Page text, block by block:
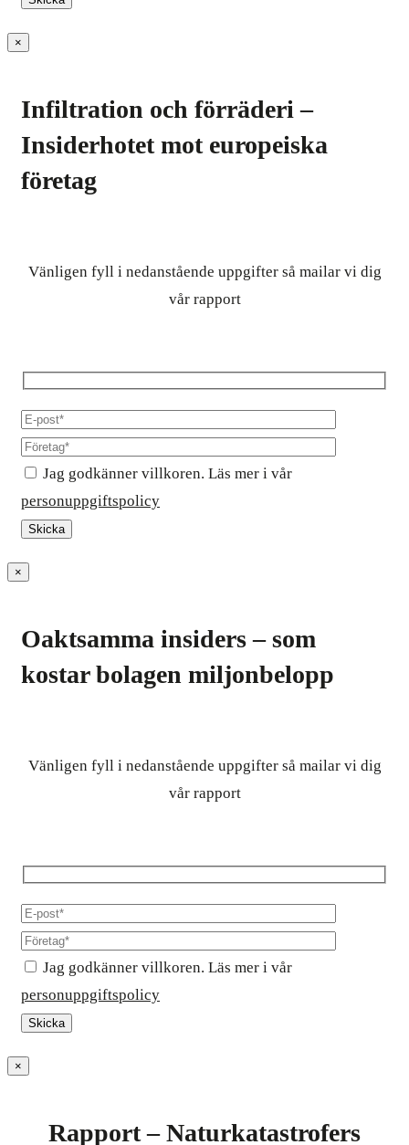
×
Infiltration och förräderi –
Insiderhotet mot europeiska
företag
Vänligen fyll i nedanstående uppgifter så mailar vi dig
vår rapport
Jag godkänner villkoren. Läs mer i vår
personuppgiftspolicy
×
Oaktsamma insiders – som
kostar bolagen miljonbelopp
Vänligen fyll i nedanstående uppgifter så mailar vi dig
vår rapport
Jag godkänner villkoren. Läs mer i vår
personuppgiftspolicy
×
Rapport – Naturkatastrofers